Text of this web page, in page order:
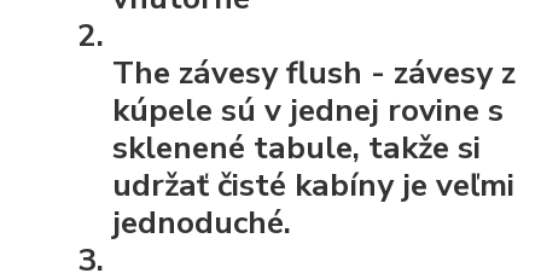
The závesy flush - závesy z
kúpele sú v jednej rovine s
sklenené tabule, takže si
udržať čisté kabíny je veľmi
jednoduché.